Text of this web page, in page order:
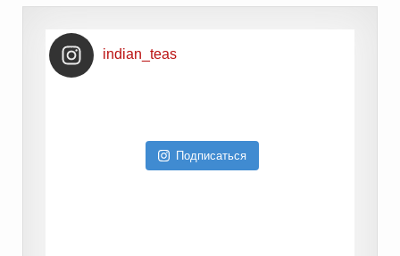
indian_teas
Подписаться